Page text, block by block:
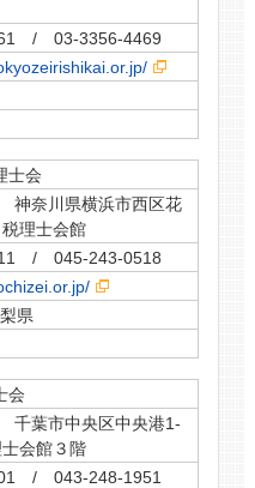
/ 03-3356-4469
士会
神奈川県横浜市西区花
理士会館
/ 045-243-0518
県
会
千葉市中央区中央港1-
会館３階
/ 043-248-1951